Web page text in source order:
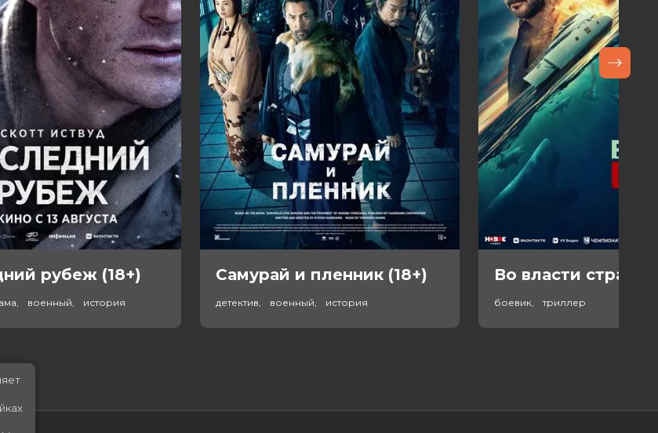
рубеж (18+)
военный, история
Самурай и пленник (18+)
детектив, военный, история
Во власти страха
боевик, триллер